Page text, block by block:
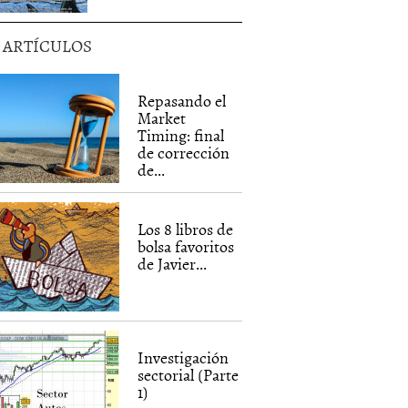
ARTÍCULOS
Repasando el
Market
Timing: final
de corrección
de...
Los 8 libros de
bolsa favoritos
de Javier...
Investigación
sectorial (Parte
1)